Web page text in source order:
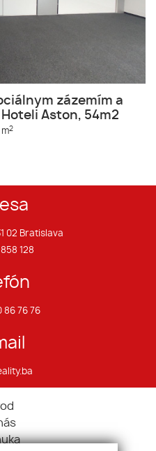
zázemím a
Aston, 54m2
2
02 Bratislava
128
86 76 76